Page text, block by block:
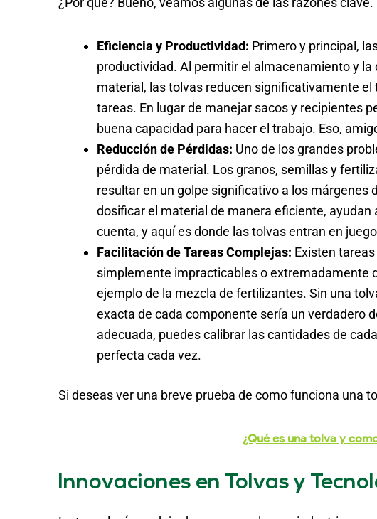
Eficiencia y Productividad: Primero y principal,
productividad. Al permitir el almacenamiento y
material, las tolvas reducen significativamente
tareas. En lugar de manejar sacos y recipientes
buena capacidad para hacer el trabajo. Eso,
Reducción de Pérdidas: Uno de los grandes
pérdida de material. Los granos, semillas y
resultar en un golpe significativo a los márgenes
dosificar el material de manera eficiente,
cuenta, y aquí es donde las tolvas entran en
Facilitación de Tareas Complejas: Existen
simplemente impracticables o extremadamente
ejemplo de la mezcla de fertilizantes. Sin una
exacta de cada componente sería un verdadero
adecuada, puedes calibrar las cantidades de
perfecta cada vez.
Si deseas ver una breve prueba de como funciona una
¿Qué es una tolva y
Innovaciones en Tolvas y